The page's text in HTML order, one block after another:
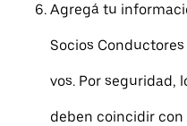
Agregá tu
Socios
vos. Por seguridad,
deben coincidir